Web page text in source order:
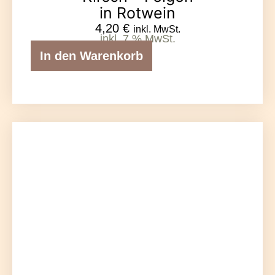
in Rotwein
4,20 € inkl. MwSt.
inkl. 7 % MwSt.
In den Warenkorb